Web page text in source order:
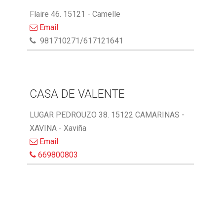
Flaire 46. 15121 - Camelle
Email
981710271/617121641
CASA DE VALENTE
LUGAR PEDROUZO 38. 15122 CAMARINAS -
XAVINA - Xaviña
Email
669800803